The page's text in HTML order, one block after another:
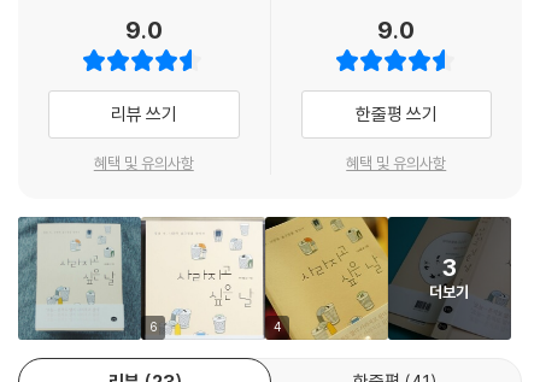
듯 끝없이 떨어져버린다. 정신을 차리고 보니 동화 속 한 장면에 들어와 있
는 워리. 그렇게 시작된 여행은 그동안 살아오면서 겪었던 슬프고 기쁘고
의미 있던 기억들로 이어져 있었다. 이후 워리는 아홉 번의 여행을 마치고
다시 세상 속으로 돌아오게 된다. 아주 홀가분해진 기분으로.
이 책에는 니나킴 작가의 상상력이 돋보이는 그림들이 가득하다. 선풍기
바람을 타고 슝~ 날아가며 홀가분한 기분을 느끼고, 해리포터 시리즈에
등장하는 9와 ¾승강장처럼 나만 알고 있는 비밀의 벽에 “열려라 통닭” 하
고 외치면 다른 세계로 연결된 통로가 열리기도 하고, 온갖 고민들로 엉켜
있는 머릿속을 세탁기에 넣고 빨래도 하고 쓱쓱 싹싹 닦아내며 기분 전환
을 하고, 하얀 민들레 씨앗을 타고 하늘 위로 높이 올라가 보기도 한다. 이
9.0
리뷰 쓰기
혜택 및 유의사항
9.0
한줄평 쓰기
혜택 및 유의사항
6 4
3
더보기